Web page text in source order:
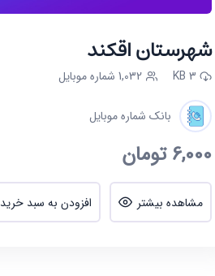
شهرستان اقکند
3 KB 1,032 شماره موبایل
بانک شماره موبایل
6,000تومان
مشاهده بیشتر افزودن به سبد خرید